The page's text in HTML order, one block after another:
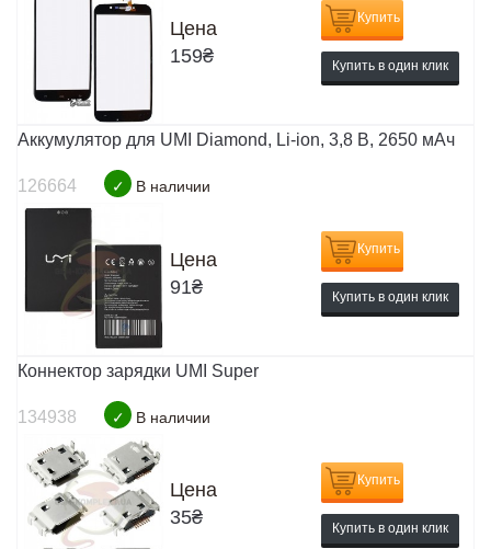
Цена
159₴
Купить
Купить в один клик
Аккумулятор для UMI Diamond, Li-ion, 3,8 В, 2650 мАч
126664 ✓ В наличии
Цена
91₴
Купить
Купить в один клик
Коннектор зарядки UMI Super
134938 ✓ В наличии
Цена
35₴
Купить
Купить в один клик